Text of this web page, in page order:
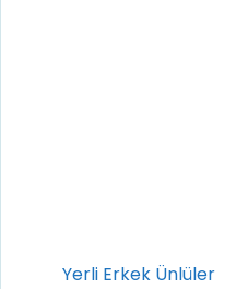
Kategoriler
Yerli Erkek Ünlüler